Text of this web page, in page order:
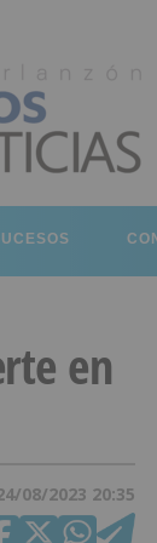
en
08/2023 20:35